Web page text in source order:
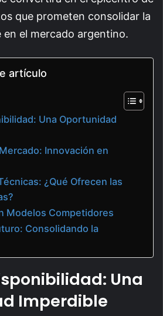
que prometen consolidar la
en el mercado argentino.
artículo
Una Oportunidad
Innovación en
¿Qué Ofrecen las
Modelos Competidores
Consolidando la
Una
Imperdible